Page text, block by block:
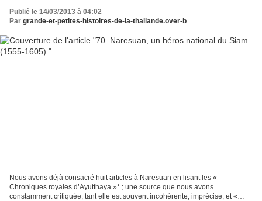
Publié le 14/03/2013 à 04:02
Par grande-et-petites-histoires-de-la-thailande.over-b
Nous avons déjà consacré huit articles à Naresuan en lisant les «
Chroniques royales d’Ayutthaya »* ; une source que nous avons
constamment critiquée, tant elle est souvent incohérente, imprécise, et «